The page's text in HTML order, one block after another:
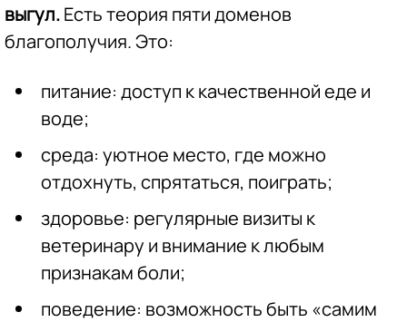
выгул.Есть теория пяти доменов
благополучия. Это:
питание: доступ к качественной еде и
воде;
среда: уютное место, где можно
отдохнуть, спрятаться, поиграть;
здоровье: регулярные визиты к
ветеринару и внимание к любым
признакам боли;
поведение: возможность быть «самим